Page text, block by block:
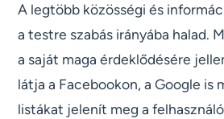
A legtöbb közösségi és
a testre szabás irányába halad.
a saját maga érdeklődésére
látja a Facebookon, a Google is
listákat jelenít meg a